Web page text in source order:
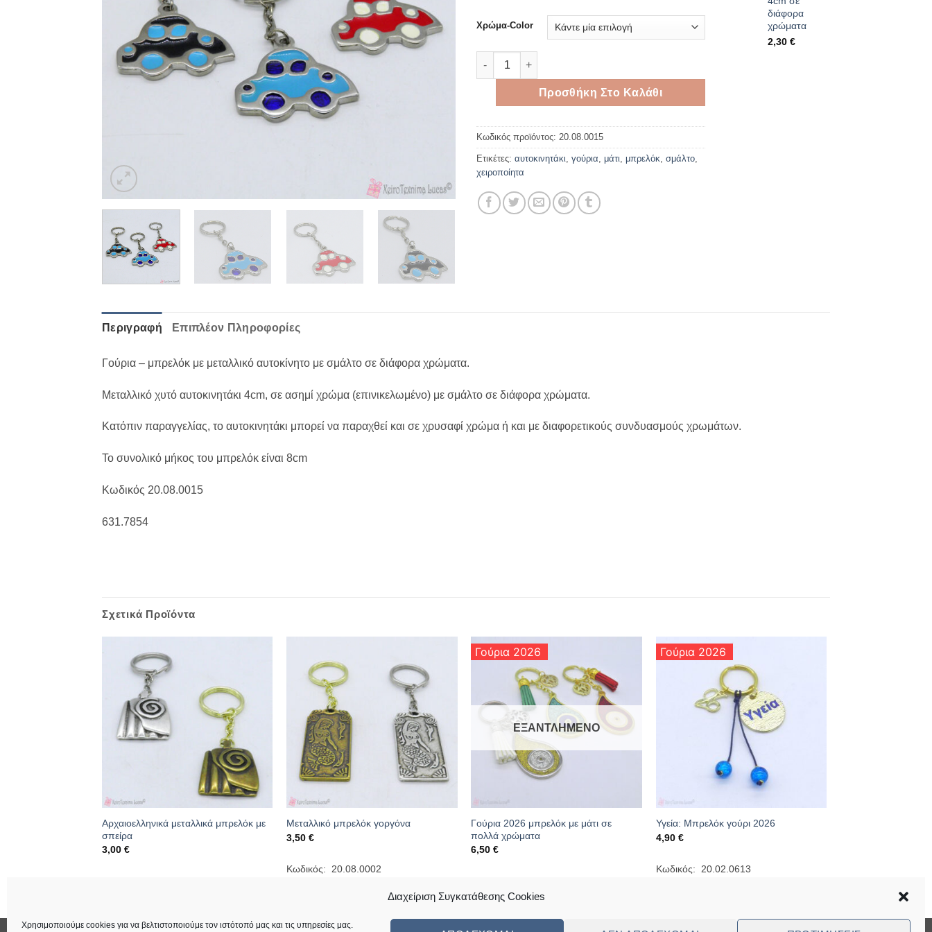
Διαχείριση Συγκατάθεσης Cookies
Χρησιμοποιούμε cookies για να βελτιστοποιούμε τον ιστότοπό μας και τις υπηρεσίες μας.
Χρώμα-Color
Μπρελόκ αυτοκίνητο σε διάφορα χρώματα ποσότητα
Προσθήκη Στο Καλάθι
Κωδικός προϊόντος: 20.08.0015
Ετικέτες: αυτοκινητάκι γούρια μάτι μπρελόκ σμάλτο
χειροποίητα
διάφορα
χρώματα
2,30 €
Περιγραφή Επιπλέον Πληροφορίες
Γούρια – μπρελόκ με μεταλλικό αυτοκίνητο με σμάλτο σε διάφορα χρώματα.
Μεταλλικό χυτό αυτοκινητάκι 4cm, σε ασημί χρώμα (επινικελωμένο) με σμάλτο σε διάφορα χρώματα.
Κατόπιν παραγγελίας, το αυτοκινητάκι μπορεί να παραχθεί και σε χρυσαφί χρώμα ή και με διαφορετικούς συνδυασμούς χρωμάτων.
Το συνολικό μήκος του μπρελόκ είναι 8cm
Κωδικός 20.08.0015
631.7854
Σχετικά Προϊόντα
Αρχαιοελληνικά μεταλλικά μπρελόκ με
σπείρα
3,00 €
Μεταλλικό μπρελόκ γοργόνα
3,50€
Κωδικός: 20.08.0002
Γούρια 2026
ΕΞΑΝΤΛΗΜΈΝΟ
Γούρια 2026 μπρελόκ με μάτι σε
πολλά χρώματα
6,50€
Γούρια 2026
Υγεία: Μπρελόκ γούρι 2026
4,90 €
Κωδικός: 20.02.0613